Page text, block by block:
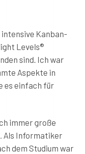
intensive Kanban-
Levels®
sind. Ich war
Aspekte in
es einfach für
immer große
. Als Informatiker
dem Studium war